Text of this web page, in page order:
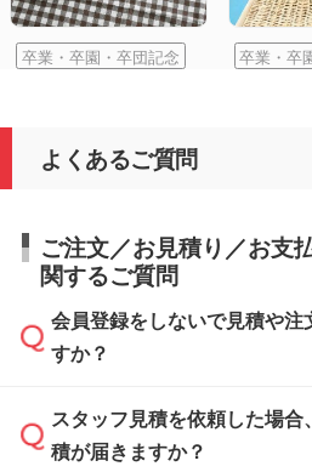
卒業・卒園・卒団記念 卒業・卒
よくあるご質問
ご注文／お見積り／お支
関するご質問
会員登録をしないで見積や注
すか？
可能です。見積・注文フォ
まま進む』ボタンからお進
スタッフ見積を依頼した場
積が届きますか？